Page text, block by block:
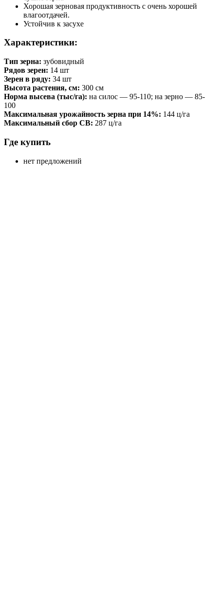
Хорошая зерновая продуктивность с очень хорошей
влагоотдачей.
Устойчив к засухе
Характеристики:
Тип зерна: зубовидный
Рядов зерен: 14 шт
Зерен в ряду: 34 шт
Высота растения, см: 300 см
Норма высева (тыс/га): на силос — 95-110; на зерно — 85-
100
Максимальная урожайность зерна при 14%: 144 ц/га
Максимальный сбор СВ: 287 ц/га
Где купить
нет предложений